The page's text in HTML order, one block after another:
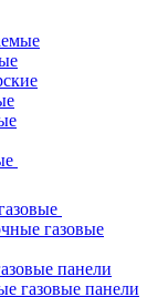
газовые
панели
газовые панели